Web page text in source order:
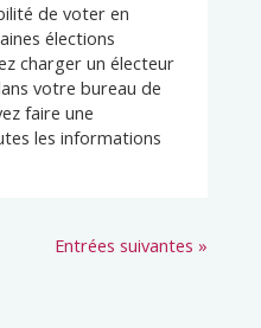
de voter en
élections
charger un électeur
votre bureau de
faire une
les informations
Entrées suivantes »